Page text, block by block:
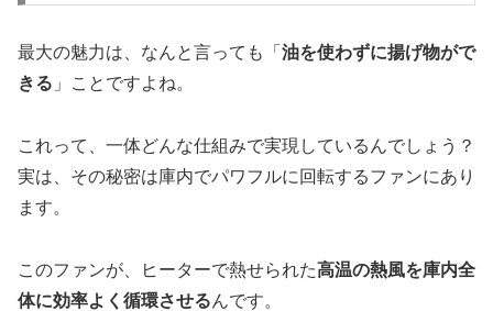
最大の魅力は、なんと言っても「 油を使わずに揚げ物がで
きる 」ことですよね。
これって、一体どんな仕組みで実現しているんでしょう？
実は、その秘密は庫内でパワフルに回転するファンにあり
ます。
このファンが、ヒーターで熱せられた高温の熱風を庫内全
体に効率よく循環させるんです。